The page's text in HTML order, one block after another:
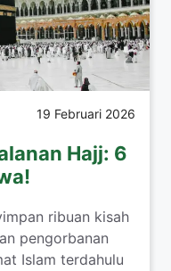
19 Februari 2026
Hajj: 6
ribuan kisah
pengorbanan
Islam terdahulu